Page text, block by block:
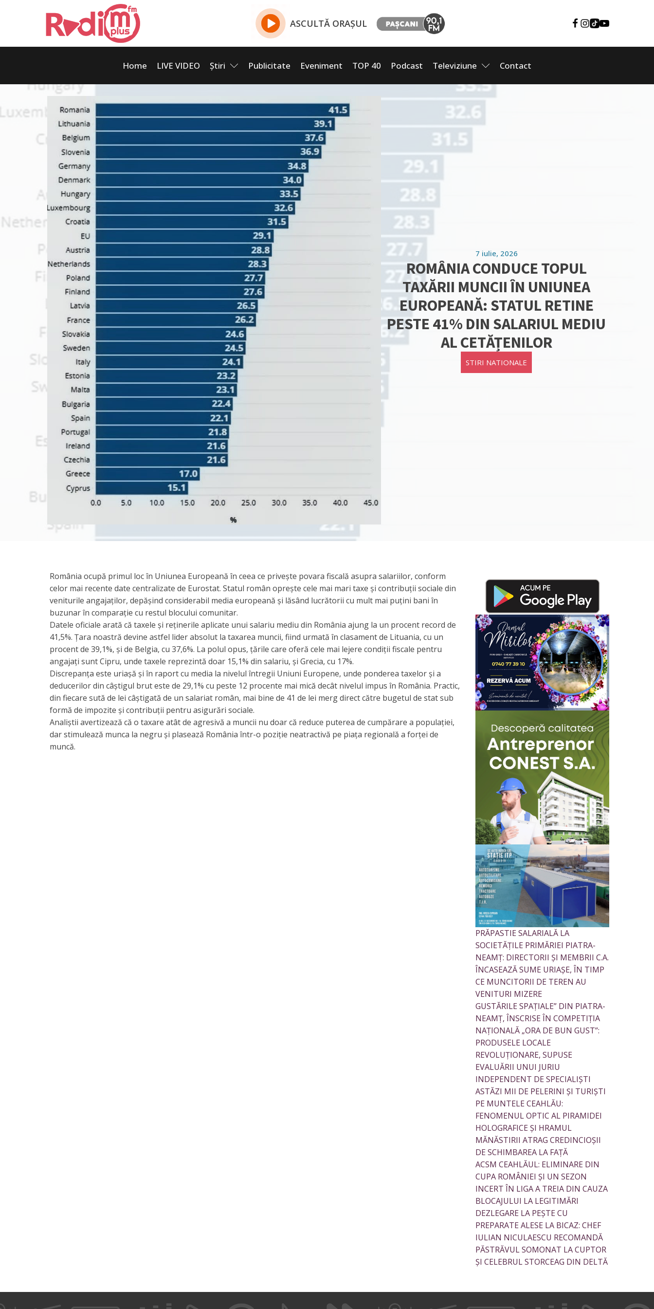
ASCULTĂ ORAȘUL
Home LIVE VIDEO Știri Publicitate Eveniment TOP 40 Podcast Televiziune Contact
7 iulie, 2026
ROMÂNIA CONDUCE TOPUL
TAXĂRII MUNCII ÎN UNIUNEA
EUROPEANĂ: STATUL RETINE
PESTE 41% DIN SALARIUL MEDIU
AL CETĂȚENILOR
STIRI NATIONALE
România ocupă primul loc în Uniunea Europeană în ceea ce privește povara fiscală asupra salariilor, conform
celor mai recente date centralizate de Eurostat. Statul român oprește cele mai mari taxe și contribuții sociale din
veniturile angajaților, depășind considerabil media europeană și lăsând lucrătorii cu mult mai puțini bani în
buzunar în comparație cu restul blocului comunitar.
Datele oficiale arată că taxele și reținerile aplicate unui salariu mediu din România ajung la un procent record de
41,5%. Țara noastră devine astfel lider absolut la taxarea muncii, fiind urmată în clasament de Lituania, cu un
procent de 39,1%, și de Belgia, cu 37,6%. La polul opus, țările care oferă cele mai lejere condiții fiscale pentru
angajați sunt Cipru, unde taxele reprezintă doar 15,1% din salariu, și Grecia, cu 17%.
​Discrepanța este uriașă și în raport cu media la nivelul întregii Uniuni Europene, unde ponderea taxelor și a
deducerilor din câștigul brut este de 29,1% cu peste 12 procente mai mică decât nivelul impus în România. Practic,
din fiecare sută de lei câștigată de un salariat român, mai bine de 41 de lei merg direct către bugetul de stat sub
formă de impozite și contribuții pentru asigurări sociale.
​Analiștii avertizează că o taxare atât de agresivă a muncii nu doar că reduce puterea de cumpărare a populației,
dar stimulează munca la negru și plasează România într-o poziție neatractivă pe piața regională a forței de
muncă.
PRĂPASTIE SALARIALĂ LA
SOCIETĂȚILE PRIMĂRIEI PIATRA-
NEAMȚ: DIRECTORII ȘI MEMBRII C.A.
ÎNCASEAZĂ SUME URIAȘE, ÎN TIMP
CE MUNCITORII DE TEREN AU
VENITURI MIZERE
GUSTĂRILE SPAȚIALE” DIN PIATRA-
NEAMȚ, ÎNSCRISE ÎN COMPETIȚIA
NAȚIONALĂ „ORA DE BUN GUST”:
PRODUSELE LOCALE
REVOLUȚIONARE, SUPUSE
EVALUĂRII UNUI JURIU
INDEPENDENT DE SPECIALIȘTI
ASTĂZI MII DE PELERINI ȘI TURIȘTI
PE MUNTELE CEAHLĂU:
FENOMENUL OPTIC AL PIRAMIDEI
HOLOGRAFICE ȘI HRAMUL
MĂNĂSTIRII ATRAG CREDINCIOȘII
DE SCHIMBAREA LA FAȚĂ
ACSM CEAHLĂUL: ELIMINARE DIN
CUPA ROMÂNIEI ȘI UN SEZON
INCERT ÎN LIGA A TREIA DIN CAUZA
BLOCAJULUI LA LEGITIMĂRI
DEZLEGARE LA PEȘTE CU
PREPARATE ALESE LA BICAZ: CHEF
IULIAN NICULAESCU RECOMANDĂ
PĂSTRĂVUL SOMONAT LA CUPTOR
ȘI CELEBRUL STORCEAG DIN DELTĂ